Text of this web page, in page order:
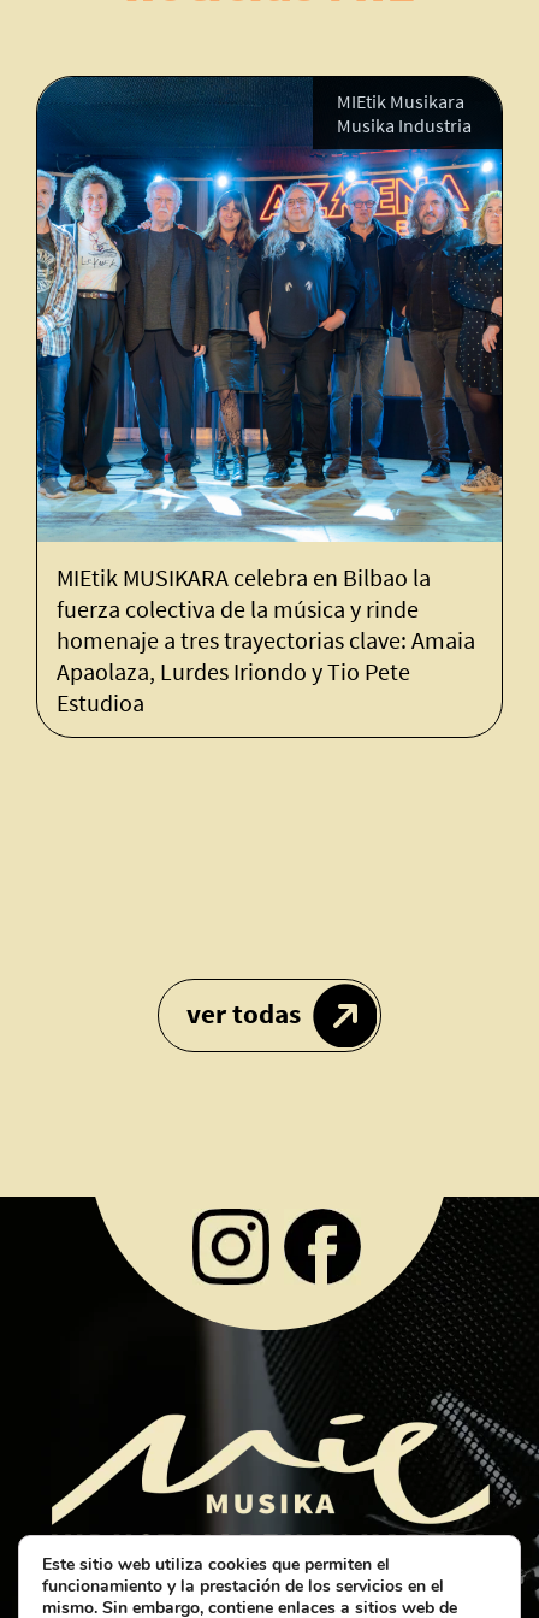
MIEtik Musikara
Musika Industria
MIEtik MUSIKARA celebra en Bilbao la
fuerza colectiva de la música y rinde
homenaje a tres trayectorias clave: Amaia
Apaolaza, Lurdes Iriondo y Tio Pete
Estudioa
ver todas
Este sitio web utiliza cookies que permiten el
funcionamiento y la prestación de los servicios en el
mismo. Sin embargo, contiene enlaces a sitios web de